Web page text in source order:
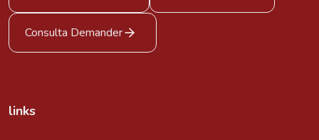
Consulta Demander
links